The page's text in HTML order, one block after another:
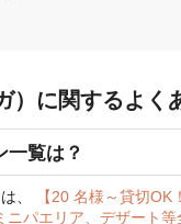
）に関するよく
覧は？
、
【20 名様～貸切
ニパエリア、デザート